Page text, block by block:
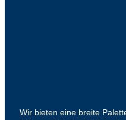
Wir bieten eine breite